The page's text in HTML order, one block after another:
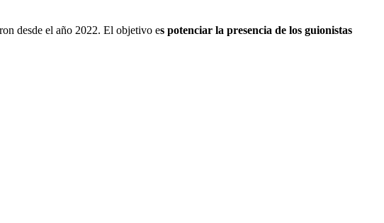
desde el año 2022. El objetivo es potenciar la presencia de los guionistas